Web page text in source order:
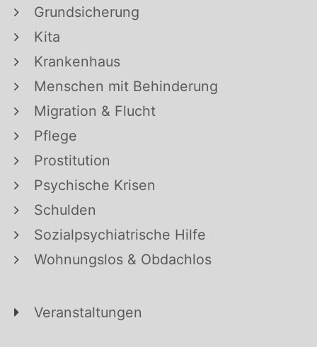
Grundsicherung
Kita
Krankenhaus
Menschen mit Behinderung
Migration & Flucht
Pflege
Prostitution
Psychische Krisen
Schulden
Sozialpsychiatrische Hilfe
Wohnungslos & Obdachlos
Veranstaltungen